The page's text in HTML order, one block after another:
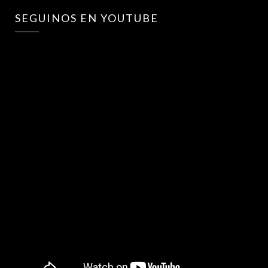
SEGUINOS EN YOUTUBE